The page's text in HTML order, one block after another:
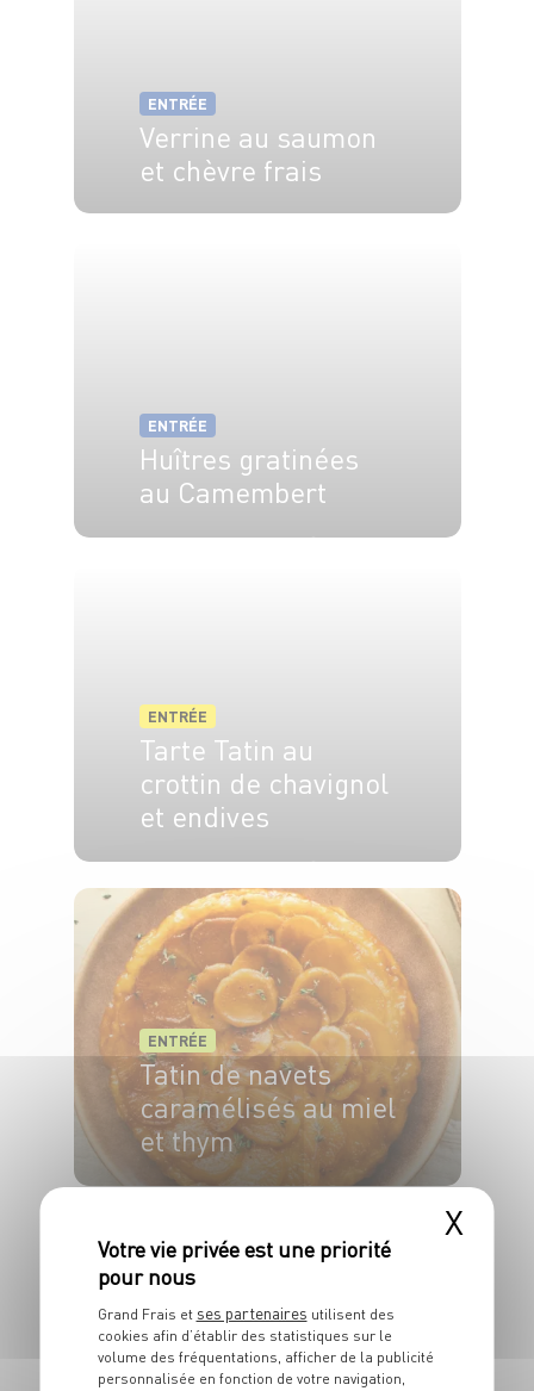
ENTRÉE
Verrine au saumon
et chèvre frais
ENTRÉE
Huîtres gratinées
au Camembert
ENTRÉE
Tarte Tatin au
crottin de chavignol
et endives
ENTRÉE
Tatin de navets
caramélisés au miel
et thym
ENTRÉE
X
Grand Frais et ses partenaires utilisent des
cookies afin d’établir des statistiques sur le
volume des fréquentations, afficher de la publicité
personnalisée en fonction de votre navigation,